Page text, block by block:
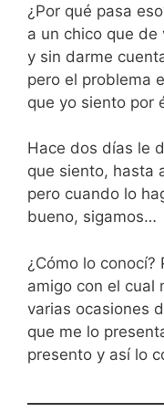
¿Por qué pasa
a un chico que
y sin darme
pero el problema
que yo siento por
Hace dos días le
que siento, hasta
pero cuando lo
bueno, sigamos…
¿Cómo lo conocí?
amigo con el cual
varias ocasiones
que me lo
presento y así lo